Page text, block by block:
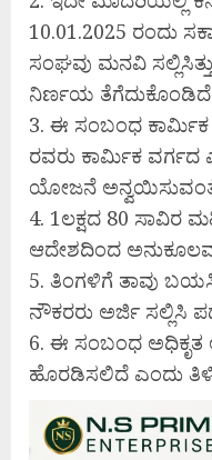
10.01.2025 ರಂದು
ಸಂಘವು ಮನವಿ
ನಿರ್ಣಯ
3. ಈ ಸಂಬಂಧ
ರವರು ಕಾರ್ಮಿಕ
ಯೋಜನೆ ಅನ್ವಯಿಸುವಂತೆ
4. 1ಲಕ್ಷದ 80 ಸಾವಿರ
ಆದೇಶದಿಂದ
5. ತಿಂಗಳಿಗೆ ತಾವು
ನೌಕರರು ಅರ್ಜಿ ಸಲ್ಲಿಸಿ
6. ಈ ಸಂಬಂಧ ಅಧಿಕೃತ
ಹೊರಡಿಸಲಿದೆ ಎಂದು